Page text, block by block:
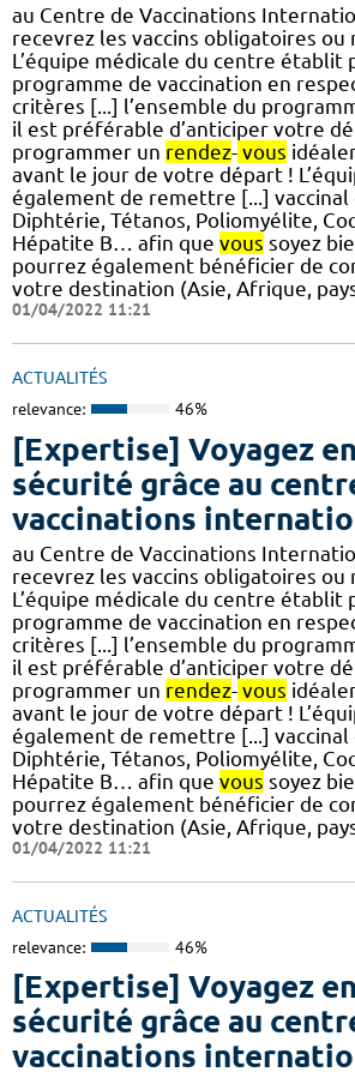
au Centre de Vaccinations
recevrez les vaccins obligatoires ou
L’équipe médicale du centre établit
programme de vaccination en
critères [...] l’ensemble du
il est préférable d’anticiper votre
programmer un rendez- vous
avant le jour de votre départ !
également de remettre [...] vaccinal
Diphtérie, Tétanos, Poliomyélite,
Hépatite B… afin que vous soyez
pourrez également bénéficier de
votre destination (Asie, Afrique,
01/04/2022 11:21
ACTUALITÉS
relevance: 46%
[Expertise] Voyagez
sécurité grâce au
vaccinations
au Centre de Vaccinations
recevrez les vaccins obligatoires ou
L’équipe médicale du centre établit
programme de vaccination en
critères [...] l’ensemble du
il est préférable d’anticiper votre
programmer un rendez- vous
avant le jour de votre départ !
également de remettre [...] vaccinal
Diphtérie, Tétanos, Poliomyélite,
Hépatite B… afin que vous soyez
pourrez également bénéficier de
votre destination (Asie, Afrique,
01/04/2022 11:21
ACTUALITÉS
relevance: 46%
[Expertise] Voyagez
sécurité grâce au
vaccinations